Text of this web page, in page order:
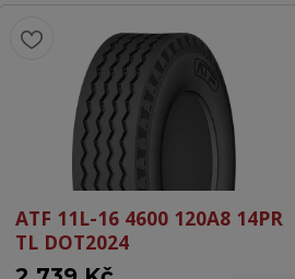
ATF 11L-16 4600 120A8 14PR
TL DOT2024